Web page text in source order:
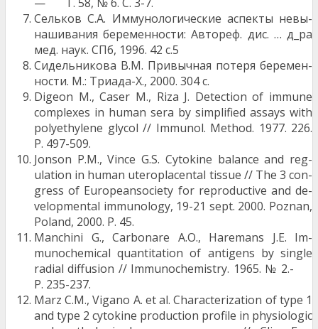
Сельков С.А. Иммунологические аспекты невы­
нашивания беременности: Автореф. дис. … д_ра
мед. наук. СПб, 1996. 42 с.5
Сидельникова В.М. Привычная потеря беремен­
ности. М.: Триада-Х., 2000. 304 с.
Digeon M., Caser M., Riza J. Detection of immune
complexes in human sera by simplified assays with
polyethylene glycol // Immunol. Method. 1977. 226.
P. 497-509.
Jonson P.M., Vince G.S. Cytokine balance and reg­
ulation in human uteroplacental tissue // The 3 con­
gress of Europeansociety for reproductive and de­
velopmental immunology, 19-21 sept. 2000. Poz­nan,
Poland, 2000. P. 45.
Manchini G., Carbonare A.O., Haremans J.E. Im­
munochemical quantitation of antigens by single
radial diffusion // Immunochemistry. 1965. № 2.-
P. 235-237.
Marz C.M., Vigano A. et al. Characterization of type 1
and type 2 cytokine production profile in physi­ologic